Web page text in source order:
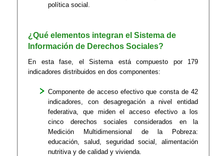
política social.
¿Qué elementos integran el Sistema de
Información de Derechos Sociales?
En esta fase, el Sistema está compuesto por 179
indicadores distribuidos en dos componentes:
Componente de acceso efectivo que consta de 42
indicadores, con desagregación a nivel entidad
federativa, que miden el acceso efectivo a los
cinco derechos sociales considerados en la
Medición Multidimensional de la Pobreza:
educación, salud, seguridad social, alimentación
nutritiva y de calidad y vivienda.